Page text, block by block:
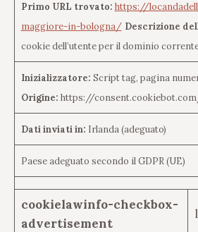
Primo URL trovato: https://
maggiore-in-bologna/ Descrizione
cookie dell’utente per il dominio
Inizializzatore: Script tag, pagina
Origine: https://
Dati inviati in: Irlanda (adeguato)
Paese adeguato secondo il GDPR (UE)
cookielawinfo-checkbox-
advertisement